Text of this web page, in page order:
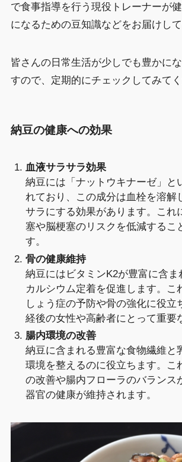
で食事指導を行う現役トレーナーが
になるための豆知識などをお届けして
皆さんの日常生活が少しでも豊かに
すので、定期的にチェックしてみてく
納豆の健康への効果
血液サラサラ効果
納豆には「ナットウキナーゼ」と
れており、この成分は血栓を溶解
サラにする効果があります。これ
塞や脳梗塞のリスクを低減するこ
す。
骨の健康維持
納豆にはビタミンK2が豊富に含
カルシウム定着を促進します。こ
しょう症の予防や骨の強化に役立
経後の女性や高齢者にとって重要
腸内環境の改善
納豆に含まれる豊富な食物繊維と
環境を整えるのに役立ちます。こ
の改善や腸内フローラのバランス
器官の健康が維持されます。